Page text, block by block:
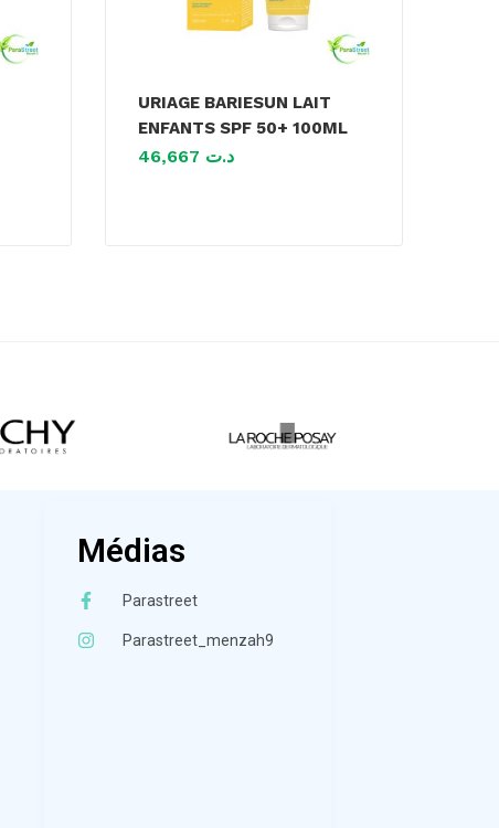
URIAGE BARIESUN LAIT
ENFANTS SPF 50+ 100ML
د.ت
Médias
Parastreet
Parastreet_menzah9